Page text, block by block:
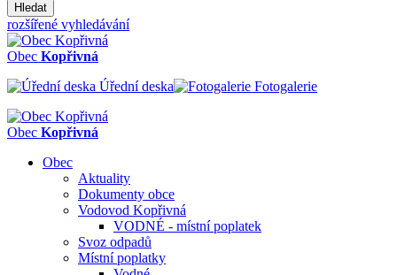
Hledat
rozšířené vyhledávání
Obec Kopřivná
Úřední deska
Fotogalerie
Obec Kopřivná
Obec
Aktuality
Dokumenty obce
Vodovod Kopřivná
VODNÉ - místní poplatek
Svoz odpadů
Místní poplatky